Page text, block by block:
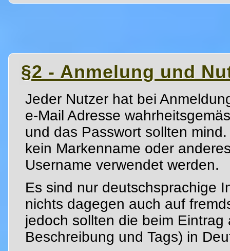
§2 - Anmelung und
Jeder Nutzer hat bei
e-Mail Adresse
und das Passwort sollten
kein Markenname oder
Username verwendet werden.
Es sind nur deutschsprachige
nichts dagegen auch auf
jedoch sollten die beim
Beschreibung und Tags) in